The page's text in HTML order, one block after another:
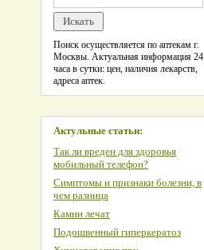
Поиск осуществляется по аптекам г.
Москвы. Актуальная информация 24
часа в сутки: цен, наличия лекарств,
адреса аптек.
Актульные статьи:
Так ли вреден для здоровья
мобильный телефон?
Симптомы и признаки болезни, в
чем разница
Камни лечат
Подошвенный гиперкератоз